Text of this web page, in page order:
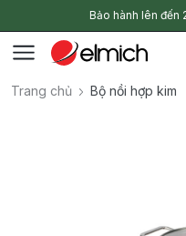
Bảo hành lên đến
Trang chủ Bộ nồi hợp kim